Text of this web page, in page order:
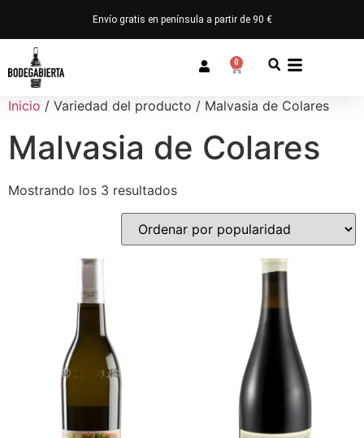
Envío gratis en península a partir de 90 €
0
Inicio / Variedad del producto / Malvasia de Colares
Malvasia de Colares
Mostrando los 3 resultados